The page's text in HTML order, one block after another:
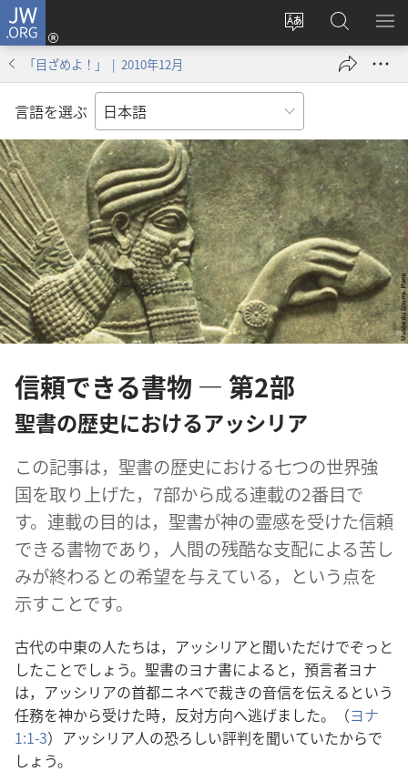
JW.ORG
サ
ト
の
言
語
を
変
え
る
ロ
グ
ン
し
い
タ
ブ
で
開
く）
JW.ORG
の
検
メ
を
「目ざめよ！」 | 2010年12月
言語を選ぶ
信頼できる書物 ― 第2部
聖書の歴史におけるアッシリア
この記事は，聖書の歴史における七つの世界強
国を取り上げた，7部から成る連載の2番目で
す。連載の目的は，聖書が神の霊感を受けた信頼
できる書物であり，人間の残酷な支配による苦し
みが終わるとの希望を与えている，という点を
示すことです。
古代の中東の人たちは，アッシリアと聞いただけでぞっと
したことでしょう。聖書のヨナ書によると，預言者ヨナ
は，アッシリアの首都ニネベで裁きの音信を伝えるという
任務を神から受けた時，反対方向へ逃げました。（ヨナ
1:1-3）アッシリア人の恐ろしい評判を聞いていたからで
しょう。